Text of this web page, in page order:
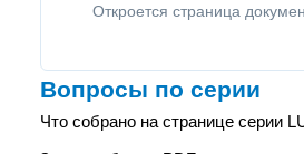
Откроется страница
Вопросы по серии
Что собрано на странице серии